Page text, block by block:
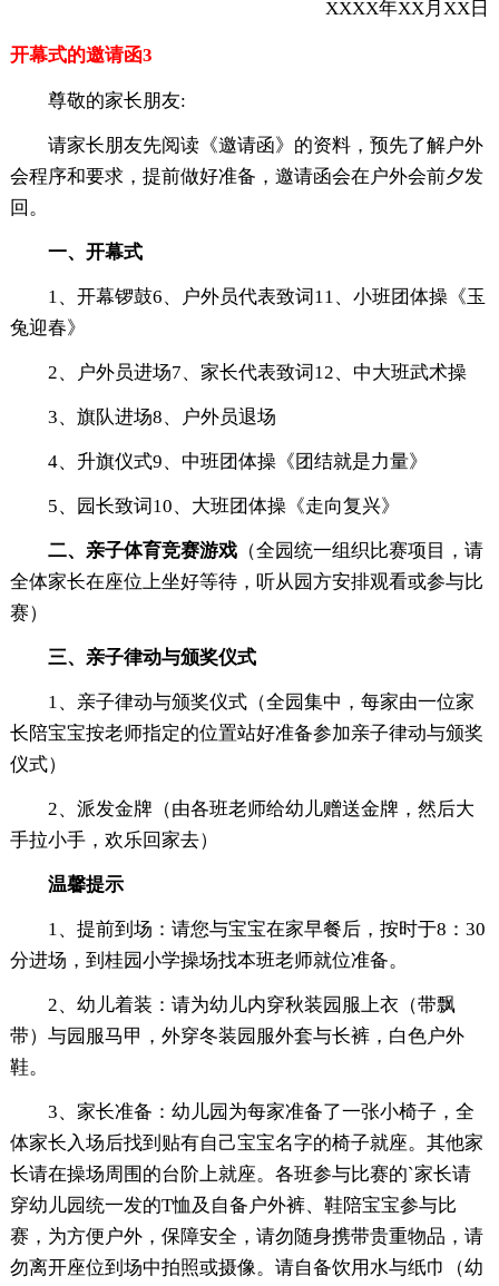
XXXX年XX月XX日
开幕式的邀请函3
尊敬的家长朋友:
请家长朋友先阅读《邀请函》的资料，预先了解户外
会程序和要求，提前做好准备，邀请函会在户外会前夕发
回。
一、开幕式
1、开幕锣鼓6、户外员代表致词11、小班团体操《玉
兔迎春》
2、户外员进场7、家长代表致词12、中大班武术操
3、旗队进场8、户外员退场
4、升旗仪式9、中班团体操《团结就是力量》
5、园长致词10、大班团体操《走向复兴》
二、亲子体育竞赛游戏（全园统一组织比赛项目，请
全体家长在座位上坐好等待，听从园方安排观看或参与比
赛）
三、亲子律动与颁奖仪式
1、亲子律动与颁奖仪式（全园集中，每家由一位家
长陪宝宝按老师指定的位置站好准备参加亲子律动与颁奖
仪式）
2、派发金牌（由各班老师给幼儿赠送金牌，然后大
手拉小手，欢乐回家去）
温馨提示
1、提前到场：请您与宝宝在家早餐后，按时于8：30
分进场，到桂园小学操场找本班老师就位准备。
2、幼儿着装：请为幼儿内穿秋装园服上衣（带飘
带）与园服马甲，外穿冬装园服外套与长裤，白色户外
鞋。
3、家长准备：幼儿园为每家准备了一张小椅子，全
体家长入场后找到贴有自己宝宝名字的椅子就座。其他家
长请在操场周围的台阶上就座。各班参与比赛的`家长请
穿幼儿园统一发的T恤及自备户外裤、鞋陪宝宝参与比
赛，为方便户外，保障安全，请勿随身携带贵重物品，请
勿离开座位到场中拍照或摄像。请自备饮用水与纸巾（幼